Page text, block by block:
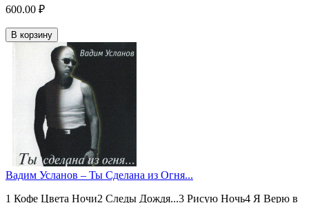
600.00 ₽
В корзину
Вадим Усланов ‎– Ты Сделана из Огня...
1 Кофе Цвета Ночи2 Следы Дождя...3 Рисую Ночь4 Я Верю в